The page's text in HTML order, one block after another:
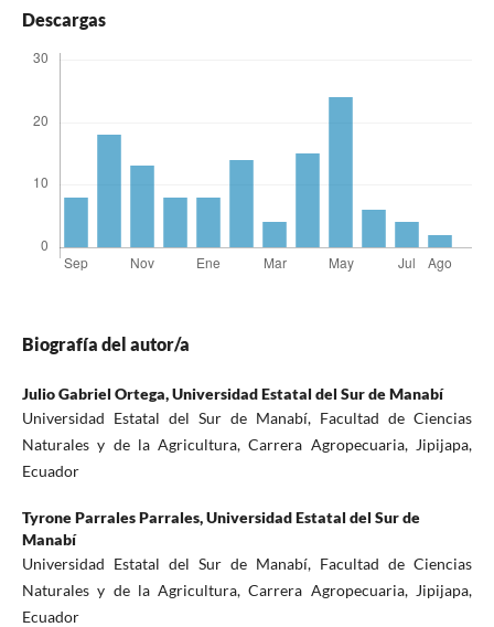
Descargas
Biografía del autor/a
Julio Gabriel Ortega,Universidad Estatal del Sur de Manabí
Universidad Estatal del Sur de Manabí, Facultad de Ciencias
Naturales y de la Agricultura, Carrera Agropecuaria, Jipijapa,
Ecuador
Tyrone Parrales Parrales,Universidad Estatal del Sur de
Manabí
Universidad Estatal del Sur de Manabí, Facultad de Ciencias
Naturales y de la Agricultura, Carrera Agropecuaria, Jipijapa,
Ecuador